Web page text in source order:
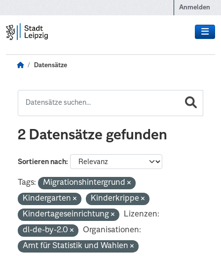
Anmelden
Datensätze
2 Datensätze gefunden
Sortieren nach
Tags:
Migrationshintergrund
Kindergarten
Kinderkrippe
Kindertageseinrichtung
Lizenzen:
dl-de-by-2.0
Organisationen:
Amt für Statistik und Wahlen